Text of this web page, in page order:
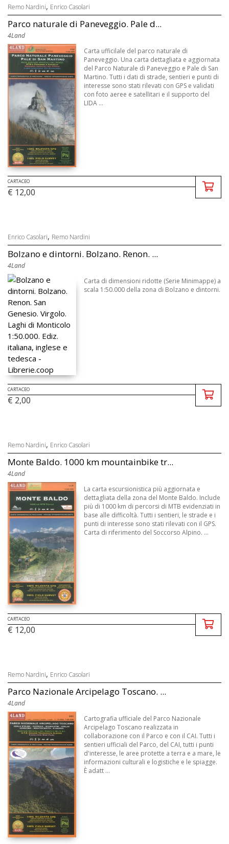
Remo Nardini, Enrico Casolari
Parco naturale di Paneveggio. Pale d...
4Land
Carta ufficilale del parco naturale di
Paneveggio. Una carta dettagliata e aggiornata
del Parco Naturale di Paneveggio e Pale di San
Martino. Tutti i dati di strade, sentieri e punti di
interesse sono stati rilevati con GPS e validati
con foto aeree e satellitari e il supporto del
LIDA ...
CARTACEO
€ 12,00
Enrico Casolari, Remo Nardini
Bolzano e dintorni. Bolzano. Renon. ...
4Land
Carta di dimensioni ridotte (Serie Minimappe) a
scala 1:50.000 della zona di Bolzano e dintorni.
CARTACEO
€ 2,00
Remo Nardini, Enrico Casolari
Monte Baldo. 1000 km mountainbike tr...
4Land
La carta escursionistica più aggiornata e
dettagliata della zona del Monte Baldo. Include
più di 1000 km di percorsi di MTB evidenziati in
base alle difficoltà. Tutti i sentieri, le strade e i
punti di interesse sono stati rilevati con il GPS.
Carta di riferimento del Soccorso Alpino. ...
CARTACEO
€ 12,00
Remo Nardini, Enrico Casolari
Parco Nazionale Arcipelago Toscano. ...
4Land
Cartografia ufficiale del Parco Nazionale
Arcipelago Toscano realizzata in
collaborazione con il Parco e con il CAI. Tutti i
sentieri ufficiali del Parco, del CAI, tutti i punti
d'interesse, le aree protette a terra e a mare, le
informazioni culturali e logistiche e le spiagge.
È adatt ...